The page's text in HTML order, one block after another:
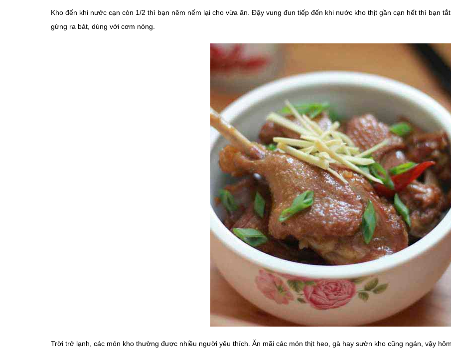
Kho đến khi nước cạn còn 1/2 thì bạn nêm nếm lại cho vừa ăn. Đậy vung đun tiếp đến khi nước kho thịt gần cạn hết thì bạn
gừng ra bát, dùng với cơm nóng.
Trời trở lạnh, các món kho thường được nhiều người yêu thích. Ăn mãi các món thịt heo, gà hay sườn kho cũng ngán, vậy